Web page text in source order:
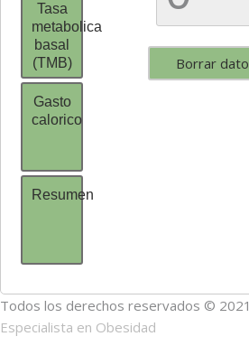
Tasa
metabolica
basal
(TMB)
Gasto
calorico
Resumen
Todos los derechos reservados © 2021
Especialista en Obesidad